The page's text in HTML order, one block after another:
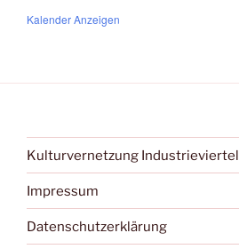
Kalender Anzeigen
Kulturvernetzung Industrieviertel
Impressum
Datenschutzerklärung